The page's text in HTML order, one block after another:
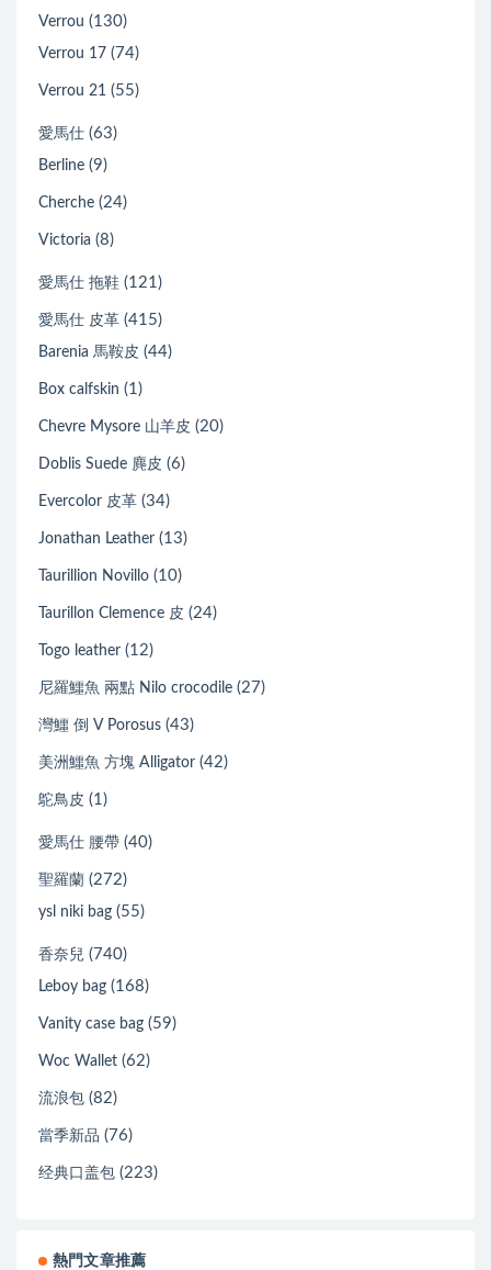
Verrou (130)
Verrou 17 (74)
Verrou 21 (55)
愛馬仕 (63)
Berline (9)
Cherche (24)
Victoria (8)
愛馬仕 拖鞋 (121)
愛馬仕 皮革 (415)
Barenia 馬鞍皮 (44)
Box calfskin (1)
Chevre Mysore 山羊皮 (20)
Doblis Suede 麂皮 (6)
Evercolor 皮革 (34)
Jonathan Leather (13)
Taurillion Novillo (10)
Taurillon Clemence 皮 (24)
Togo leather (12)
尼羅鱷魚 兩點 Nilo crocodile (27)
灣鱷 倒 V Porosus (43)
美洲鱷魚 方塊 Alligator (42)
鴕鳥皮 (1)
愛馬仕 腰帶 (40)
聖羅蘭 (272)
ysl niki bag (55)
香奈兒 (740)
Leboy bag (168)
Vanity case bag (59)
Woc Wallet (62)
流浪包 (82)
當季新品 (76)
经典口盖包 (223)
熱門文章推薦